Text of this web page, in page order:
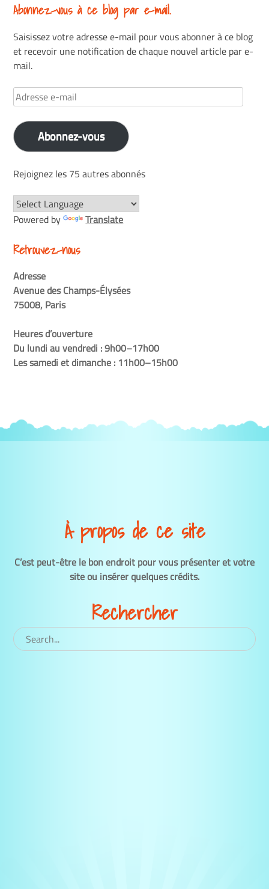
Abonnez-vous à ce blog par e-mail.
Saisissez votre adresse e-mail pour vous abonner à ce blog
et recevoir une notification de chaque nouvel article par e-
mail.
Adresse
e-
mail
Abonnez-vous
Rejoignez les 75 autres abonnés
Powered by Translate
Retrouvez-nous
Adresse
Avenue des Champs-Élysées
75008, Paris
Heures d’ouverture
Du lundi au vendredi : 9h00–17h00
Les samedi et dimanche : 11h00–15h00
À propos de ce site
C’est peut-être le bon endroit pour vous présenter et votre
site ou insérer quelques crédits.
Rechercher